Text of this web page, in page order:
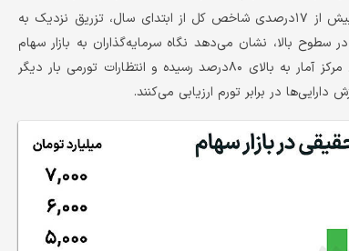
تورمی از بازگشت شتاب افزایش قیمت‌ها در اقتصاد ایران حکایت دارد. رشد بیش از ۱۷درصدی شاخص کل از ابتدای سال، تزریق نزدیک به
سطوح بالا، نشان می‌دهد نگاه سرمایه‌گذاران به بازار سهام
تغییر محسوسی کرده است. در شرایطی که تورم نقطه ‌به‌ نقطه براساس گزارش مرکز آمار به بالای ۸۰درصد رسیده و انتظارات تورمی بار دیگر
در برابر تورم ارزیابی می‌کنند.